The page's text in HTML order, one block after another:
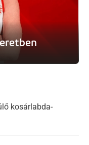
kosárlabda-